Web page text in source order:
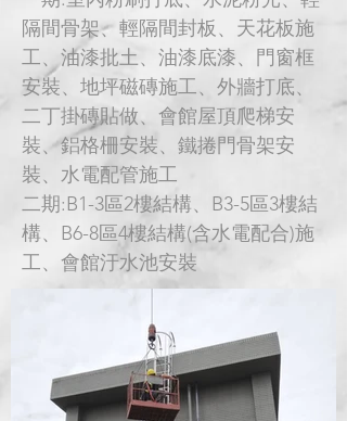
隔間骨架、輕隔間封板、天花板施
工、油漆批土、油漆底漆、門窗框
安裝、地坪磁磚施工、外牆打底、
二丁掛磚貼做、會館屋頂爬梯安
裝、鋁格柵安裝、鐵捲門骨架安
裝、水電配管施工
二期:B1-3區2樓結構、B3-5區3樓結
構、B6-8區4樓結構(含水電配合)施
工、會館汙水池安裝